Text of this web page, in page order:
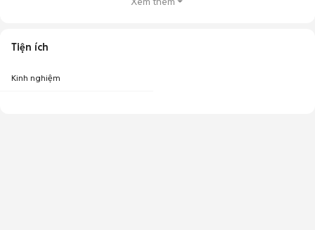
Tiện ích
Kinh nghiệm